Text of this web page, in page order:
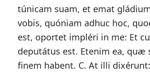
túnicam suam, et emat
vobis, quóniam adhuc hoc,
est, oportet impléri in me: Et
deputátus est. Etenim ea, quæ
finem habent. C. At illi